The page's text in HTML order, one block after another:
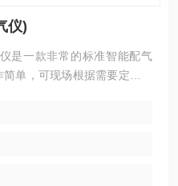
仪)
是一款非常的标准智能配气
单，可现场根据需要定制，